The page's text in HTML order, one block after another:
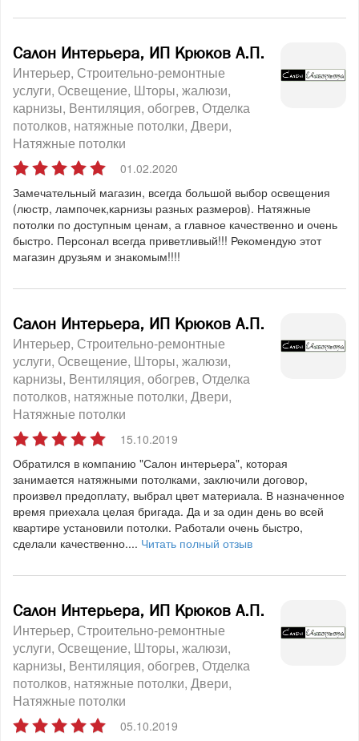
Салон Интерьера, ИП Крюков А.П.
Интерьер Строительно-ремонтные
услуги Освещение Шторы, жалюзи,
карнизы Вентиляция, обогрев Отделка
потолков, натяжные потолки Двери
Натяжные потолки
01.02.2020
Замечательный магазин, всегда большой выбор освещения
(люстр, лампочек,карнизы разных размеров). Натяжные
потолки по доступным ценам, а главное качественно и очень
быстро. Персонал всегда приветливый!!! Рекомендую этот
магазин друзьям и знакомым!!!!
Салон Интерьера, ИП Крюков А.П.
Интерьер Строительно-ремонтные
услуги Освещение Шторы, жалюзи,
карнизы Вентиляция, обогрев Отделка
потолков, натяжные потолки Двери
Натяжные потолки
15.10.2019
Обратился в компанию "Салон интерьера", которая
занимается натяжными потолками, заключили договор,
произвел предоплату, выбрал цвет материала. В назначенное
время приехала целая бригада. Да и за один день во всей
квартире установили потолки. Работали очень быстро,
сделали качественно.... Читать полный отзыв
Салон Интерьера, ИП Крюков А.П.
Интерьер Строительно-ремонтные
услуги Освещение Шторы, жалюзи,
карнизы Вентиляция, обогрев Отделка
потолков, натяжные потолки Двери
Натяжные потолки
05.10.2019